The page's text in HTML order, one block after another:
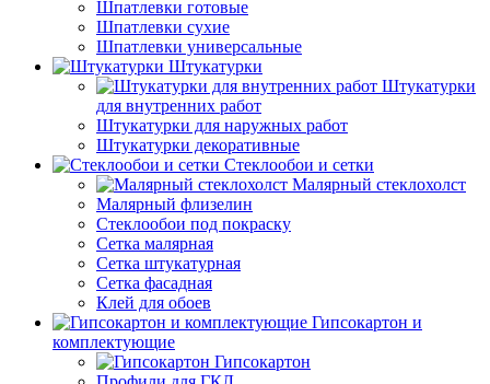
Шпатлевки готовые
Шпатлевки сухие
Шпатлевки универсальные
Штукатурки
Штукатурки
для внутренних работ
Штукатурки для наружных работ
Штукатурки декоративные
Стеклообои и сетки
Малярный стеклохолст
Малярный флизелин
Стеклообои под покраску
Сетка малярная
Сетка штукатурная
Сетка фасадная
Клей для обоев
Гипсокартон и
комплектующие
Гипсокартон